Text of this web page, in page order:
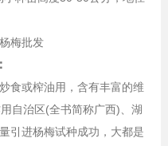
食或榨油用，含有丰富的维
自治区(全书简称广西)、湖
引进杨梅试种成功，大都是